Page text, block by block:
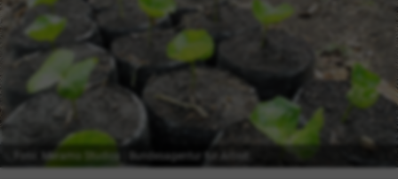
Foto: Meramo Studios | Bundesagentur für Arbeit